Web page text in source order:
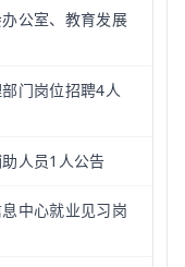
公室、教育发展
门岗位招聘4人
人员1人公告
中心就业见习岗